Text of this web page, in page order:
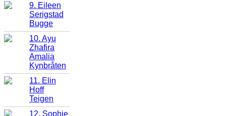
9. Eileen
Serigstad
Bugge
10. Ayu
Zhafira
Amalia
Kynbråten
11. Elin
Hoff
Teigen
12. Sophie